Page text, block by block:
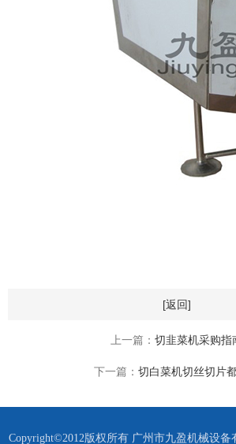
[返回]
上一篇： 切韭菜机采购指
下一篇： 切白菜机切丝切片
Copyright©2012版权所有 广州市九盈机械设备